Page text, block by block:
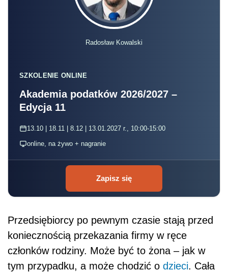
Radosław Kowalski
SZKOLENIE ONLINE
Akademia podatków 2026/2027 –
Edycja 11
13.10 | 18.11 | 8.12 | 13.01.2027 r., 10:00-15:00
online, na żywo + nagranie
Zapisz się
Przedsiębiorcy po pewnym czasie stają przed
koniecznością przekazania firmy w ręce
członków rodziny. Może być to żona – jak w
tym przypadku, a może chodzić o dzieci. Cała